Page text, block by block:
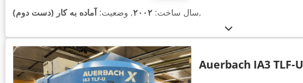
سال ساخت: ۲۰۰۲, وضعیت:آماده به کار (دست دوم) ,
Auerbach IA3 TLF-U